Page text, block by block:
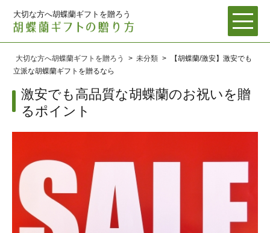
大切な方へ胡蝶蘭ギフトを贈ろう
用途
地域
その他
ニ
ー
開
胡蝶蘭の育て方
【胡蝶蘭 価格/相場】ズバリいくらかかるの？胡蝶蘭の相場・価
格を大公開！
お問い合わせ
大切な方へ胡蝶蘭ギフトを贈ろう > 未分類 >
【胡蝶蘭/激安】激安でも
立派な胡蝶蘭ギフトを贈るなら
激安でも高品質な胡蝶蘭のお祝いを贈
るポイント